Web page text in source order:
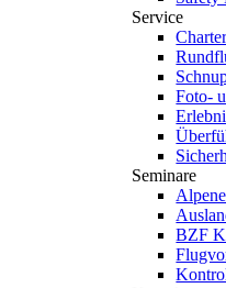
Service
Foto-
Seminare
BZF